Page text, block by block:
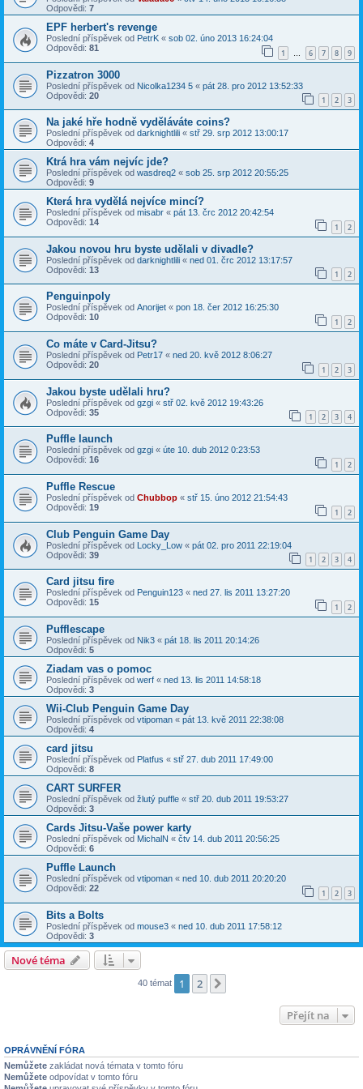
Odpovědi: 7
EPF herbert's revenge
Poslední příspěvek od PetrK « sob 02. úno 2013 16:24:04
Odpovědi: 81 1 … 6 7 8 9
Pizzatron 3000
Poslední příspěvek od Nicolka1234 5 « pát 28. pro 2012 13:52:33
Odpovědi: 20 1 2 3
Na jaké hře hodně vyděláváte coins?
Poslední příspěvek od darknightlili « stř 29. srp 2012 13:00:17
Odpovědi: 4
Ktrá hra vám nejvíc jde?
Poslední příspěvek od wasdreq2 « sob 25. srp 2012 20:55:25
Odpovědi: 9
Která hra vydělá nejvíce mincí?
Poslední příspěvek od misabr « pát 13. črc 2012 20:42:54
Odpovědi: 14 1 2
Jakou novou hru byste udělali v divadle?
Poslední příspěvek od darknightlili « ned 01. črc 2012 13:17:57
Odpovědi: 13 1 2
Penguinpoly
Poslední příspěvek od Anorijet « pon 18. čer 2012 16:25:30
Odpovědi: 10 1 2
Co máte v Card-Jitsu?
Poslední příspěvek od Petr17 « ned 20. kvě 2012 8:06:27
Odpovědi: 20 1 2 3
Jakou byste udělali hru?
Poslední příspěvek od gzgi « stř 02. kvě 2012 19:43:26
Odpovědi: 35 1 2 3 4
Puffle launch
Poslední příspěvek od gzgi « úte 10. dub 2012 0:23:53
Odpovědi: 16 1 2
Puffle Rescue
Poslední příspěvek od Chubbop « stř 15. úno 2012 21:54:43
Odpovědi: 19 1 2
Club Penguin Game Day
Poslední příspěvek od Locky_Low « pát 02. pro 2011 22:19:04
Odpovědi: 39 1 2 3 4
Card jitsu fire
Poslední příspěvek od Penguin123 « ned 27. lis 2011 13:27:20
Odpovědi: 15 1 2
Pufflescape
Poslední příspěvek od Nik3 « pát 18. lis 2011 20:14:26
Odpovědi: 5
Ziadam vas o pomoc
Poslední příspěvek od werf « ned 13. lis 2011 14:58:18
Odpovědi: 3
Wii-Club Penguin Game Day
Poslední příspěvek od vtipoman « pát 13. kvě 2011 22:38:08
Odpovědi: 4
card jitsu
Poslední příspěvek od Platfus « stř 27. dub 2011 17:49:00
Odpovědi: 8
CART SURFER
Poslední příspěvek od žlutý puffle « stř 20. dub 2011 19:53:27
Odpovědi: 3
Cards Jitsu-Vaše power karty
Poslední příspěvek od MichalN « čtv 14. dub 2011 20:56:25
Odpovědi: 6
Puffle Launch
Poslední příspěvek od vtipoman « ned 10. dub 2011 20:20:20
Odpovědi: 22 1 2 3
Bits a Bolts
Poslední příspěvek od mouse3 « ned 10. dub 2011 17:58:12
Odpovědi: 3
Nové téma
40 témat 1 2
Přejít na
OPRÁVNĚNÍ FÓRA
Nemůžete zakládat nová témata v tomto fóru
Nemůžete odpovídat v tomto fóru